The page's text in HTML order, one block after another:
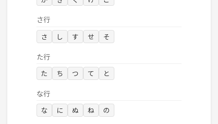
さ行
さ し す せ そ
た行
た ち つ て と
な行
な に ぬ ね の